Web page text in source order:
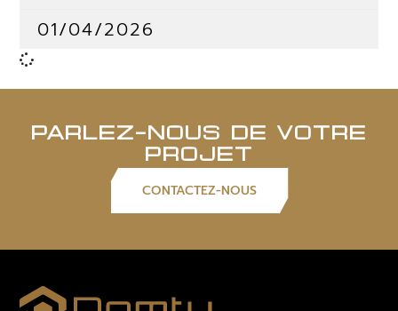
01/04/2026
PARLEZ-NOUS DE VOTRE
PROJET
CONTACTEZ-NOUS